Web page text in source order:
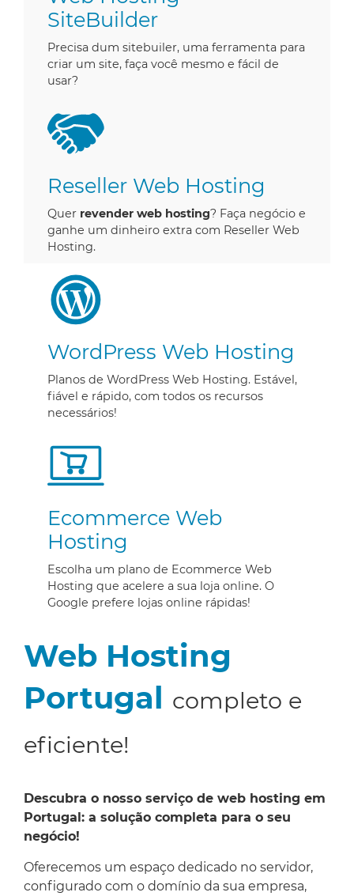
SiteBuilder
Precisa dum sitebuiler, uma ferramenta para
criar um site, faça você mesmo e fácil de
usar?
Reseller Web Hosting
Quer revender web hosting? Faça negócio e
ganhe um dinheiro extra com Reseller Web
Hosting.
WordPress Web Hosting
Planos de WordPress Web Hosting. Estável,
fiável e rápido, com todos os recursos
necessários!
Ecommerce Web
Hosting
Escolha um plano de Ecommerce Web
Hosting que acelere a sua loja online. O
Google prefere lojas online rápidas!
Web Hosting
Portugal completo e
eficiente!
Descubra o nosso serviço de web hosting em
Portugal: a solução completa para o seu
negócio!
Oferecemos um espaço dedicado no servidor,
configurado com o domínio da sua empresa,